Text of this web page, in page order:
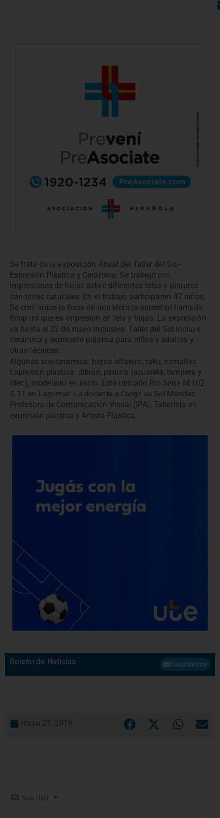
Se trata de la exposición Anual del Taller del Sol-
Expresión Plástica y Cerámica. Se trabajó con
impresiones de hojas sobre diferentes telas y pinturas
con tintes naturales. En el trabajo participaron 47 niños.
Se creó sobre la base de una técnica ancestral llamada
Ecoprint que es impresión en tela y hojas. La exposición
va hasta el 22 de mayo inclusive. Taller del Sol incluye
cerámica y expresión plástica para niños y adultos y
otras técnicas.
Algunas son cerámica: horno alfarero, raku, esmaltes.
Expresión plástica: dibujo, pintura (acuarela, témpera y
óleo), modelado en barro. Está ubicado Río Sena M.102
S.11 en Lagomar. La docente a Cargo es Sol Méndez,
Profesora de Comunicación Visual (IPA), Tallerista en
expresión plástica y Artista Plástica.
Boletín de Noticias Suscribirme
mayo 21, 2019
Suscribir